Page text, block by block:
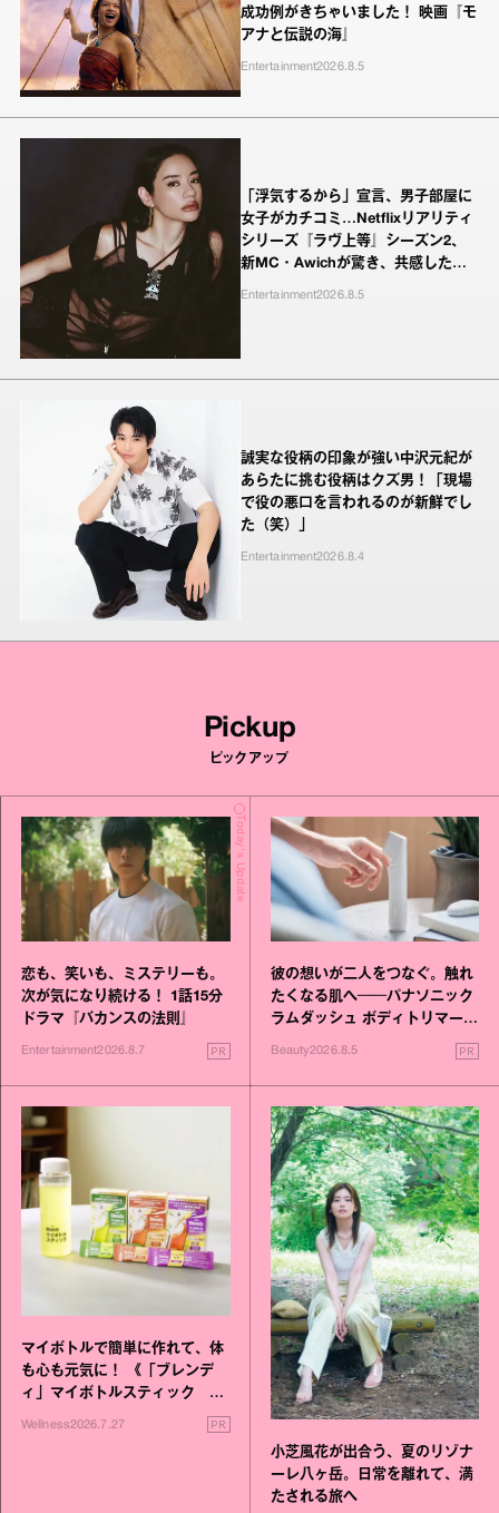
成功例がきちゃいました！ 映画『モ
アナと伝説の海』
Entertainment2026.8.5
「浮気するから」宣言、男子部屋に
女子がカチコミ…Netflixリアリティ
シリーズ『ラヴ上等』シーズン2、
新MC・Awichが驚き、共感したヤ
Entertainment2026.8.5
誠実な役柄の印象が強い中沢元紀が
あらたに挑む役柄はクズ男！「現場
で役の悪口を言われるのが新鮮でし
た（笑）」
Entertainment2026.8.4
Pickup
ピックアップ
Today's Update
恋も、笑いも、ミステリーも。
次が気になり続ける！ 1話15分
ドラマ『バカンスの法則』
Entertainment2026.8.7 PR
彼の想いが二人をつなぐ。触れ
たくなる肌へ──パナソニック
ラムダッシュ ボディトリマーが
Beauty2026.8.5 PR
マイボトルで簡単に作れて、体
も心も元気に！ 《「ブレンデ
ィ」マイボトルスティック い
いこと毎日》シリーズが誕生
Wellness2026.7.27 PR
小芝風花が出合う、夏のリゾナ
ーレ八ヶ岳。日常を離れて、満
たされる旅へ